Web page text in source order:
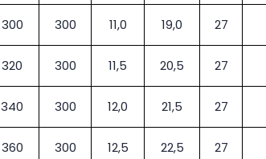
300 300 11,0 19,0 27
320 300 11,5 20,5 27
340 300 12,0 21,5 27
360 300 12,5 22,5 27